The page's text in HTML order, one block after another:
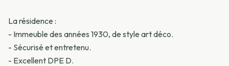
La résidence :
- Immeuble des années 1930, de style art déco.
- Sécurisé et entretenu.
- Excellent DPE D.